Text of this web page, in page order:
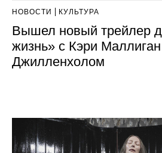
НОВОСТИ КУЛЬТУРА
Вышел новый трейлер
жизнь» с Кэри
Джилленхолом